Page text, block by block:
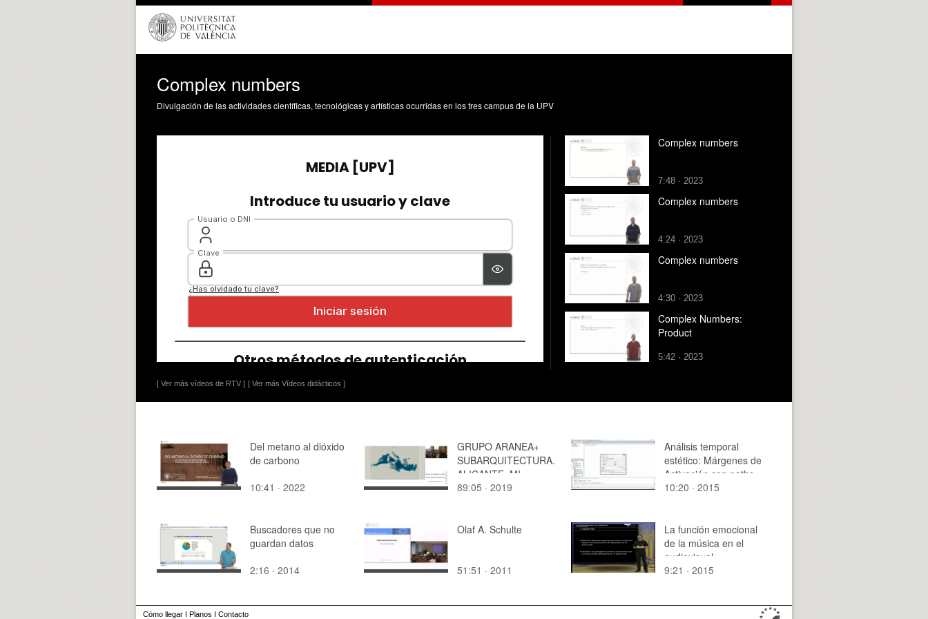
Complex numbers
Divulgación de las actividades científicas, tecnológicas y artísticas ocurridas en los tres campus de la UPV
[ Ver más vídeos de RTV ] [ Ver más Vídeos didácticos ]
Complex numbers
7:48 · 2023
Complex numbers
4:24 · 2023
Complex numbers
4:30 · 2023
Complex Numbers:
Product
5:42 · 2023
Del metano al dióxido
de carbono
10:41 · 2022
GRUPO ARANEA+
SUBARQUITECTURA.
ALICANTE, MI
ARCHIPIELAGO
89:05 · 2019
Análisis temporal
estético: Márgenes de
Activación con paths
tipo 2
10:20 · 2015
Buscadores que no
guardan datos
2:16 · 2014
Olaf A. Schulte
51:51 · 2011
La función emocional
de la música en el
audiovisual
9:21 · 2015
Cómo llegar I Planos I Contacto